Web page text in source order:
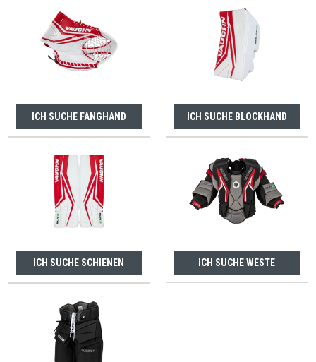
ICH SUCHE FANGHAND ICH SUCHE BLOCKHAND
ICH SUCHE SCHIENEN ICH SUCHE WESTE